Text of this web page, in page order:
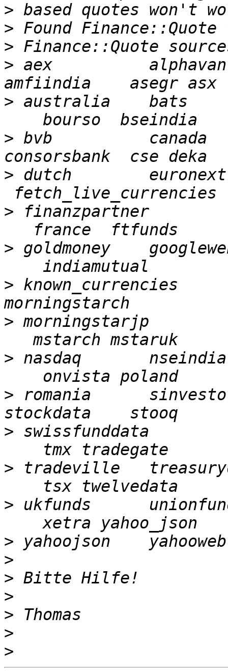
>
>
>
> aex
> australia    bats
> bvb
> dutch
> finanzpartner
> goldmoney
> known_currencies
> morningstarjp
> nasdaq
> romania
> swissfunddata
> tradeville
> ukfunds
>
>
>
>
>
>
>